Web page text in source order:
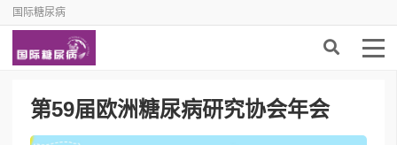
国际糖尿病
第59届欧洲糖尿病研究协会年会